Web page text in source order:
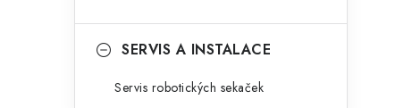
SERVIS A INSTALACE
Servis robotických sekaček